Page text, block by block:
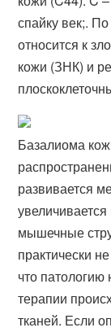
спайку век;.
относится к
кожи (ЗНК) и
Базалиома
развивается
мышечные
практически
что патологию
терапии
тканей. Если